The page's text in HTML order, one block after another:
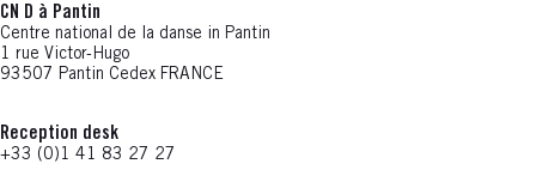
CN D à Pantin
Centre national de la danse in Pantin
1 rue Victor-Hugo
93507 Pantin Cedex FRANCE
Reception desk
+33 (0)1 41 83 27 27